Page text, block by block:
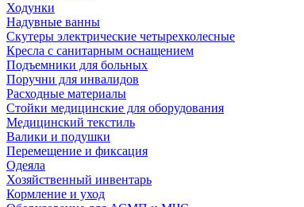
Ходунки
Надувные ванны
Скутеры электрические четырехколесные
Кресла с санитарным оснащением
Подъемники для больных
Поручни для инвалидов
Расходные материалы
Стойки медицинские для оборудования
Медицинский текстиль
Валики и подушки
Перемещение и фиксация
Одеяла
Хозяйственный инвентарь
Кормление и уход